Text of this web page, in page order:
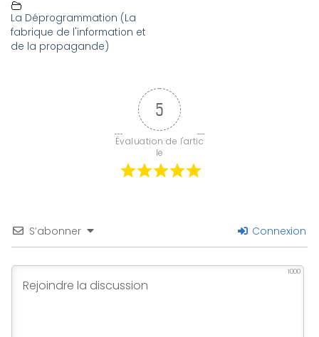
La Déprogrammation (La
fabrique de l'information et
de la propagande)
5
Évaluation de l'artic
le
S’abonner Connexion
1000